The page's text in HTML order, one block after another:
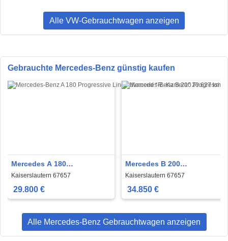
Alle VW-Gebrauchtwagen anzeigen
Gebrauchte Mercedes-Benz günstig kaufen
Mercedes A 180
Progressive Line Advanced
*R.-Kamera*
Kaiserslautern 67657
29.800 €
Mercedes B 200
Progressive*AHK*
Kaiserslautern 67657
34.850 €
Alle Mercedes-Benz Gebrauchtwagen anzeigen